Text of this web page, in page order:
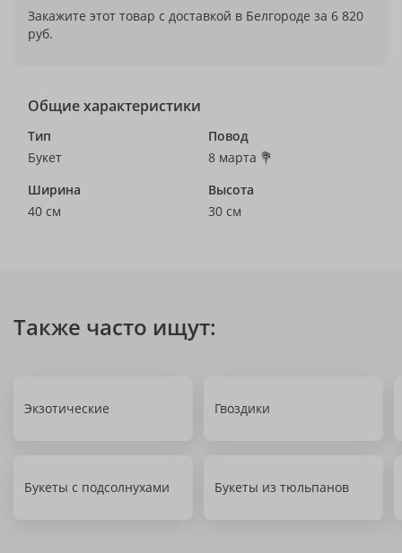
Закажите этот товар с доставкой в Белгороде за 6 820
руб.
Общие характеристики
Тип
Букет
Повод
8 марта 💐
Ширина
40 см
Высота
30 см
Также часто ищут:
Экзотические Гвоздики
Букеты с подсолнухами Букеты из тюльпанов